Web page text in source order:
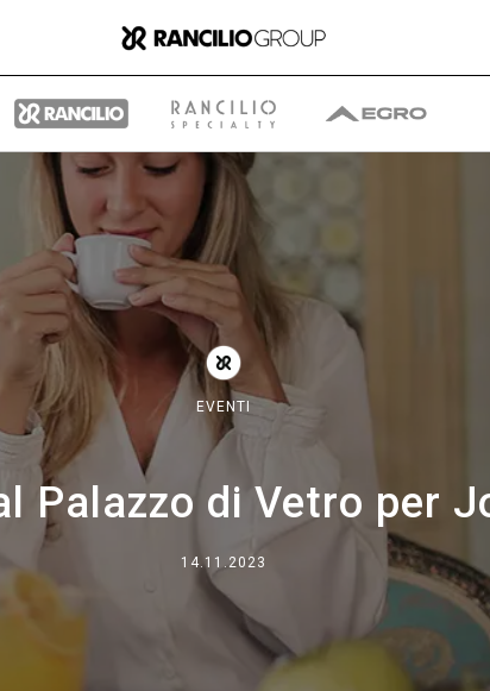
EVENTI
Palazzo di Vetro per
14.11.2023
Il gruppo
Chi siamo
Cosa Facciamo
Dove siamo
Lavora con noi